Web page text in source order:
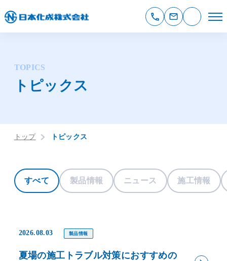
TOPICS
トピックス
トップ トピックス
すべて 製品情報 ニュース 施工情報
2026.08.03 製品情報
夏場の施工トラブル対策におすすめの